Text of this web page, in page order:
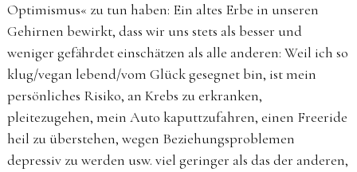
Optimismus« zu tun haben: Ein altes Erbe in unseren
Gehirnen bewirkt, dass wir uns stets als besser und
weniger gefährdet einschätzen als alle anderen: Weil ich so
klug/vegan lebend/vom Glück gesegnet bin, ist mein
persönliches Risiko, an Krebs zu erkranken,
pleitezugehen, mein Auto kaputtzufahren, ­einen Freeride
heil zu überstehen, wegen Beziehungsproblemen
depressiv zu werden usw. viel geringer als das der anderen,